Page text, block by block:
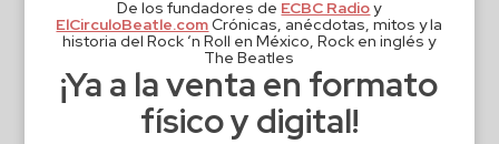
De los fundadores de ECBC Radioy
ElCirculoBeatle.comCrónicas, anécdotas, mitos y la
historia del Rock ‘n Roll en México, Rock en inglés y
The Beatles
¡Ya a la venta en formato
físico y digital!